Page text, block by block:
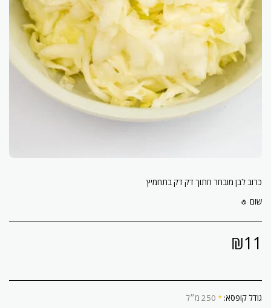
שום 🧄
₪11
גודל קופסא: * 250 מ״ל